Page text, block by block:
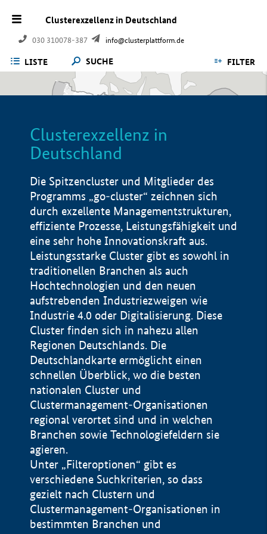
Clusterexzellenz in Deutschland
030 310078-387 info@clusterplattform.de
LISTE SUCHE FILTER
Clusterexzellenz in
Deutschland
Die Spitzencluster und Mitglieder des
Programms „go-cluster“ zeichnen sich
durch exzellente Managementstrukturen,
effiziente Prozesse, Leistungsfähigkeit und
eine sehr hohe Innovationskraft aus.
Leistungsstarke Cluster gibt es sowohl in
traditionellen Branchen als auch
Hochtechnologien und den neuen
aufstrebenden Industriezweigen wie
Industrie 4.0 oder Digitalisierung. Diese
Cluster finden sich in nahezu allen
Regionen Deutschlands. Die
Deutschlandkarte ermöglicht einen
schnellen Überblick, wo die besten
nationalen Cluster und
Clustermanagement-Organisationen
regional verortet sind und in welchen
Branchen sowie Technologiefeldern sie
agieren.
Unter „Filteroptionen“ gibt es
verschiedene Suchkriterien, so dass
gezielt nach Clustern und
Clustermanagement-Organisationen in
bestimmten Branchen und
Impressum
Datenschutzerklärung
BMWE, 2026 ©
100 km © Geobasis-DE / BKG 2015